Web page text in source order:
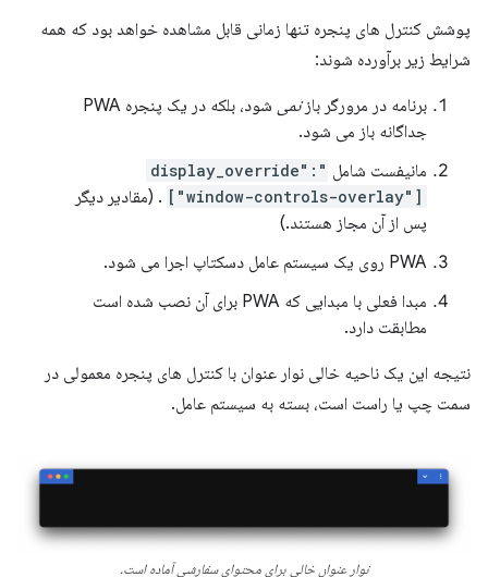
پوشش کنترل های پنجره تنها زمانی قابل مشاهده خواهد بود که همه
شرایط زیر برآورده شوند:
برنامه در مرورگر بازنمی
شود، بلکه در یک پنجره PWA
جداگانه باز می شود.
مانیفست شامل
"display_override":
["window-controls-overlay"] . (مقادیر دیگر
پس از آن مجاز هستند.)
PWA روی یک سیستم عامل دسکتاپ اجرا می شود.
مبدا فعلی با مبدایی که PWA برای آن نصب شده است
مطابقت دارد.
نتیجه این یک ناحیه خالی نوار عنوان با کنترل های پنجره معمولی در
سمت چپ یا راست است، بسته به سیستم عامل.
نوار عنوان خالی برای محتوای سفارشی آماده است.